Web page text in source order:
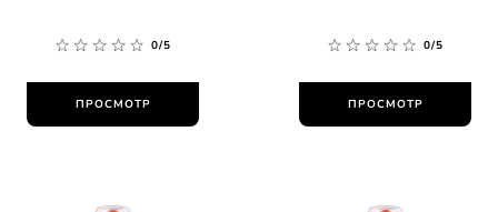
0/5
ПРОСМОТР
0/5
ПРОСМОТР